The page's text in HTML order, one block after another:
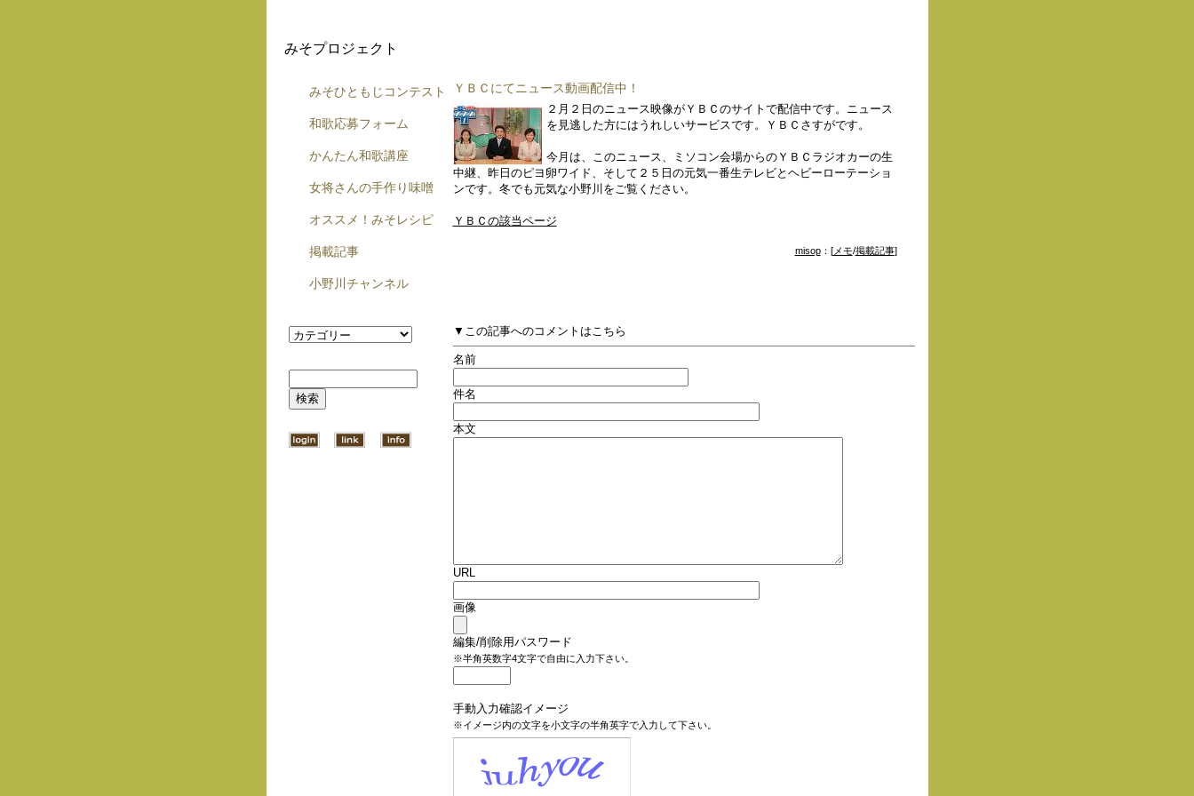
みそプロジェクト
ＹＢＣにてニュース動画配信中！
２月２日のニュース映像がＹＢＣのサイトで配信中です。ニュース
を見逃した方にはうれしいサービスです。ＹＢＣさすがです。
今月は、このニュース、ミソコン会場からのＹＢＣラジオカーの生
中継、昨日のピヨ卵ワイド、そして２５日の元気一番生テレビとヘビーローテーショ
ンです。冬でも元気な小野川をご覧ください。
ＹＢＣの該当ページ
misop：[メモ/掲載記事]
▼この記事へのコメントはこちら
名前
件名
本文
URL
画像
編集/削除用パスワード
※半角英数字4文字で自由に入力下さい。
手動入力確認イメージ
※イメージ内の文字を小文字の半角英字で入力して下さい。
みそひともじコンテスト
和歌応募フォーム
かんたん和歌講座
女将さんの手作り味噌
オススメ！みそレシピ
掲載記事
小野川チャンネル